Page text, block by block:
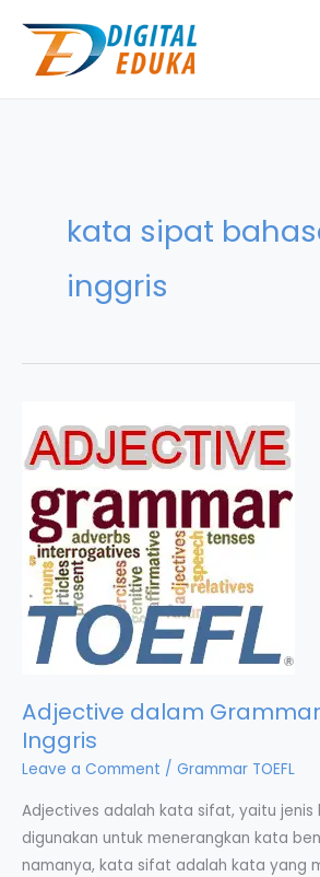
content
kata sipat
inggris
Adjective dalam
Inggris
Leave a Comment / Grammar TOEFL
Adjectives adalah kata sifat, yaitu jenis
digunakan untuk menerangkan kata
namanya, kata sifat adalah kata yang